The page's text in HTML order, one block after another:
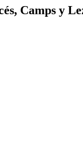
Camps y